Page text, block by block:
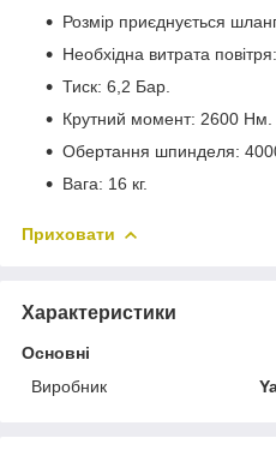
Розмір приєднується
Необхідна витрата
Тиск: 6,2 Бар.
Крутний момент: 2600 Нм.
Обертання шпинделя:
Вага: 16 кг.
Приховати
Характеристики
Основні
Виробник